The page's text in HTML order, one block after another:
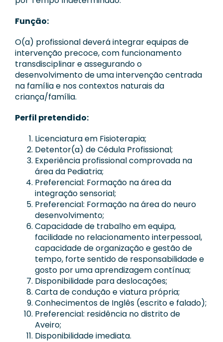
Função:
O(a) profissional deverá integrar equipas de
intervenção precoce, com funcionamento
transdisciplinar e assegurando o
desenvolvimento de uma intervenção centrada
na família e nos contextos naturais da
criança/família.
Perfil pretendido:
Licenciatura em Fisioterapia;
Detentor(a) de Cédula Profissional;
Experiência profissional comprovada na
área da Pediatria;
Preferencial: Formação na área da
integração sensorial;
Preferencial: Formação na área do neuro
desenvolvimento;
Capacidade de trabalho em equipa,
facilidade no relacionamento interpessoal,
capacidade de organização e gestão de
tempo, forte sentido de responsabilidade e
gosto por uma aprendizagem contínua;
Disponibilidade para deslocações;
Carta de condução e viatura própria;
Conhecimentos de Inglês (escrito e falado);
Preferencial: residência no distrito de
Aveiro;
Disponibilidade imediata.